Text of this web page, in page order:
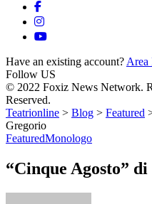
Have an existing account? Area
Follow US
© 2022 Foxiz News Network.
Reserved.
Teatrionline > Blog > Featured
Gregorio
FeaturedMonologo
“Cinque Agosto”